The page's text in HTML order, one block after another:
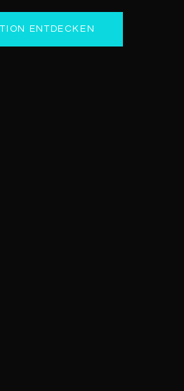
ENTDECKEN